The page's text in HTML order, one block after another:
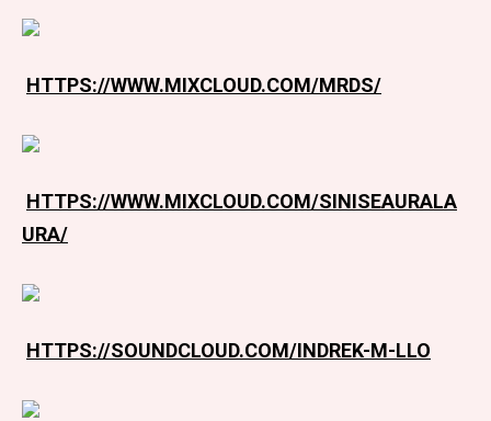
HTTPS://WWW.MIXCLOUD.COM/MRDS/
HTTPS://WWW.MIXCLOUD.COM/SINISEAURALA
URA/
HTTPS://SOUNDCLOUD.COM/INDREK-M-LLO